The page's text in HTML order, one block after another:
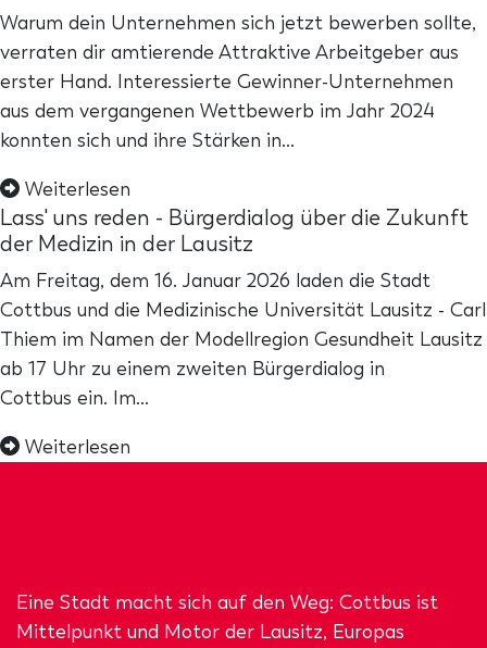
Warum dein Unternehmen sich jetzt bewerben sollte,
verraten dir amtierende Attraktive Arbeitgeber aus
erster Hand. Interessierte Gewinner-Unternehmen
aus dem vergangenen Wettbewerb im Jahr 2024
konnten sich und ihre Stärken in…
Weiterlesen
Lass' uns reden - Bürgerdialog über die Zukunft
der Medizin in der Lausitz
Am Freitag, dem 16. Januar 2026 laden die Stadt
Cottbus und die Medizinische Universität Lausitz - Carl
Thiem im Namen der Modellregion Gesundheit Lausitz
ab 17 Uhr zu einem zweiten Bürgerdialog in
Cottbus ein. Im…
Weiterlesen
Eine Stadt macht sich auf den Weg: Cottbus ist
Mittelpunkt und Motor der Lausitz, Europas